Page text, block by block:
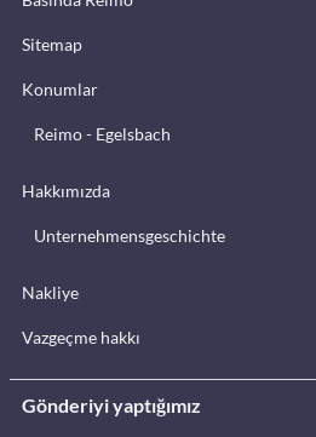
Sitemap
Konumlar
Reimo - Egelsbach
Hakkımızda
Unternehmensgeschichte
Nakliye
Vazgeçme hakkı
Gönderiyi yaptığımız